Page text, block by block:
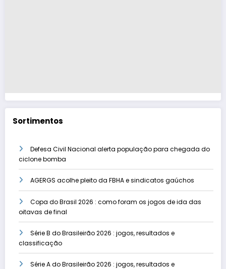
Sortimentos
Defesa Civil Nacional alerta população para chegada do
ciclone bomba
AGERGS acolhe pleito da FBHA e sindicatos gaúchos
Copa do Brasil 2026 : como foram os jogos de ida das
oitavas de final
Série B do Brasileirão 2026 : jogos, resultados e
classificação
Série A do Brasileirão 2026 : jogos, resultados e